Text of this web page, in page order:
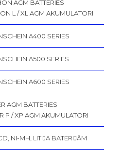
AGM BATTERIES
L / XL AGM AKUMULATORI
A400 SERIES
A500 SERIES
A600 SERIES
AGM BATTERIES
P / XP AGM AKUMULATORI
NI-MH, LITIJA BATERIJĀM